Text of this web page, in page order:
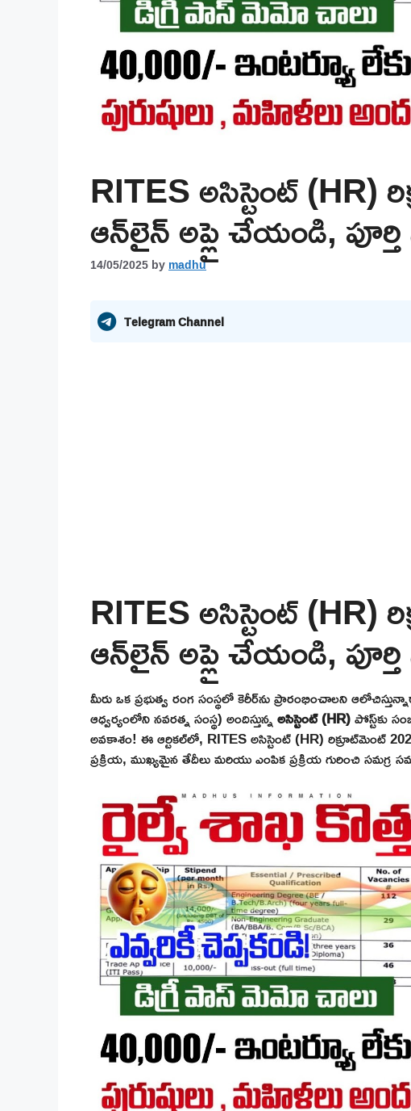
RITES అసిస్టెంట్ (HR)
ఆన్‌లైన్ అప్లై చేయండి,
14/05/2025bymadhu
Telegram Channel
RITES అసిస్టెంట్ (HR)
ఆన్‌లైన్ అప్లై చేయండి,
మీరు ఒక ప్రభుత్వ రంగ సంస్థలో కెరీర్‌ను ప్రారంభించాలని
ఆధ్వర్యంలోని నవరత్న సంస్థ) అందిస్తున్నఅసిస్టెంట్ (HR)పోస్ట్‌కు
అవకాశం! ఈ ఆర్టికల్‌లో, RITES అసిస్టెంట్ (HR) రిక్రూట్‌మెంట్
ప్రక్రియ, ముఖ్యమైన తేదీలు మరియు ఎంపిక ప్రక్రియ గురించి సమగ్ర